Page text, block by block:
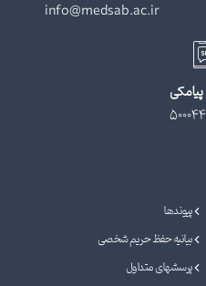
info@medsab.ac.ir
پیوندها
بیانیه حفظ حریم شخصی
پرسشهای متداول